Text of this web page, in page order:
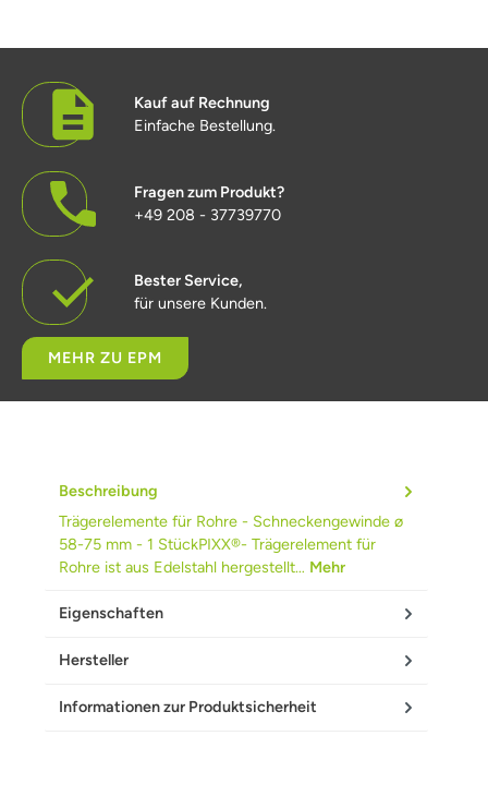
Kauf auf Rechnung
Einfache Bestellung.
Fragen zum Produkt?
+49 208 - 37739770
Bester Service,
für unsere Kunden.
MEHR ZU EPM
Beschreibung
Trägerelemente für Rohre - Schneckengewinde ø
58-75 mm - 1 StückPIXX®- Trägerelement für
Rohre ist aus Edelstahl hergestellt… Mehr
Eigenschaften
Hersteller
Informationen zur Produktsicherheit